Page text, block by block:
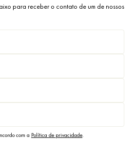
para receber o contato de um de nossos
com a Política de privacidade.